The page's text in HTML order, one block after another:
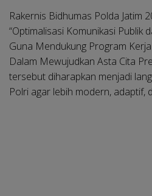
Rakernis Bidhumas Polda Jatim
“Optimalisasi Komunikasi Publik
Guna Mendukung Program
Dalam Mewujudkan Asta Cita
tersebut diharapkan menjadi
Polri agar lebih modern, adaptif,